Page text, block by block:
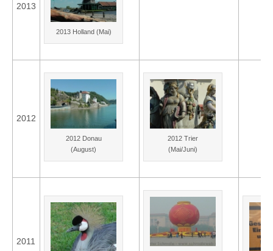
2013
2013 Holland (Mai)
2012
2012 Donau
(August)
2012 Trier
(Mai/Juni)
2011